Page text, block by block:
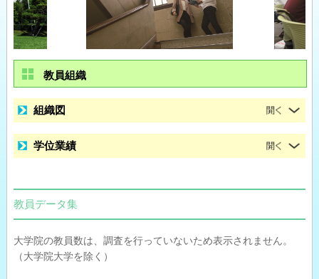
教員組織
組織図
学位業績
教員データ集
大学院の教員数は、調査を行っていないため表示されません。
（大学院大学を除く）